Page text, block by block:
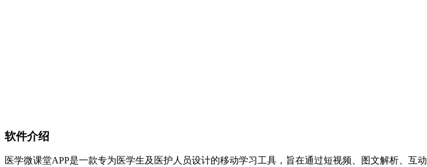
软件介绍
医学微课堂APP是一款专为医学生及医护人员设计的移动学习工具，旨在通过短视频、图文解析、